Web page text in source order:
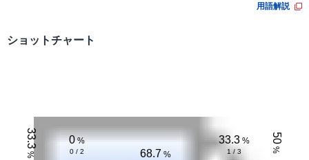
用語解説
ショットチャート
33.3
%
50
%
0%
0 / 2
33.3%
1 / 3
68.7 %